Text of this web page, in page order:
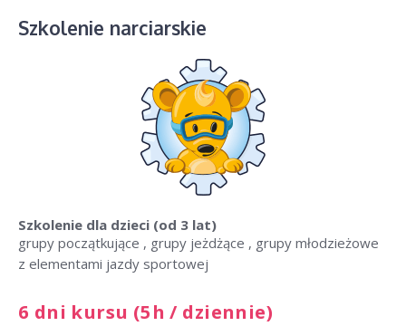
Szkolenie narciarskie
Szkolenie dla dzieci (od 3 lat)
grupy początkujące , grupy jeżdżące , grupy młodzieżowe
z elementami jazdy sportowej
6 dni kursu (5h / dziennie)